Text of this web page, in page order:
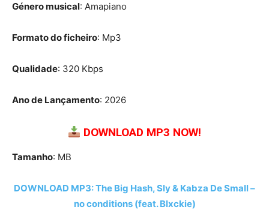
Género musical: Amapiano
Formato do ficheiro: Mp3
Qualidade: 320 Kbps
Ano de Lançamento: 2026
DOWNLOAD MP3 NOW!
Tamanho: MB
DOWNLOAD MP3: The Big Hash, Sly & Kabza De Small –
no conditions (feat. Blxckie)